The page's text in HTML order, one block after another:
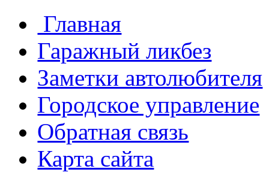
Главная
Гаражный ликбез
Заметки автолюбителя
Городское управление
Обратная связь
Карта сайта